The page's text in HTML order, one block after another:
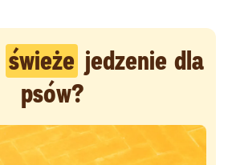
świeże jedzenie dla
psów?